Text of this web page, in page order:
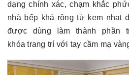
dạng chính xác, chạm khắc
nhà bếp khá rộng từ kem nhạt
được dùng làm thành phần
khóa trang trí với tay cầm mạ